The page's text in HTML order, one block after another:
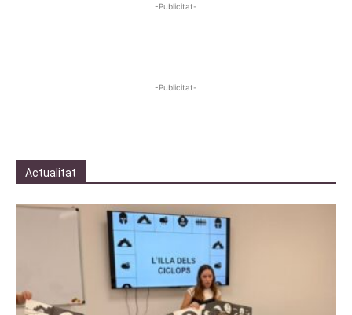
-Publicitat-
-Publicitat-
Actualitat